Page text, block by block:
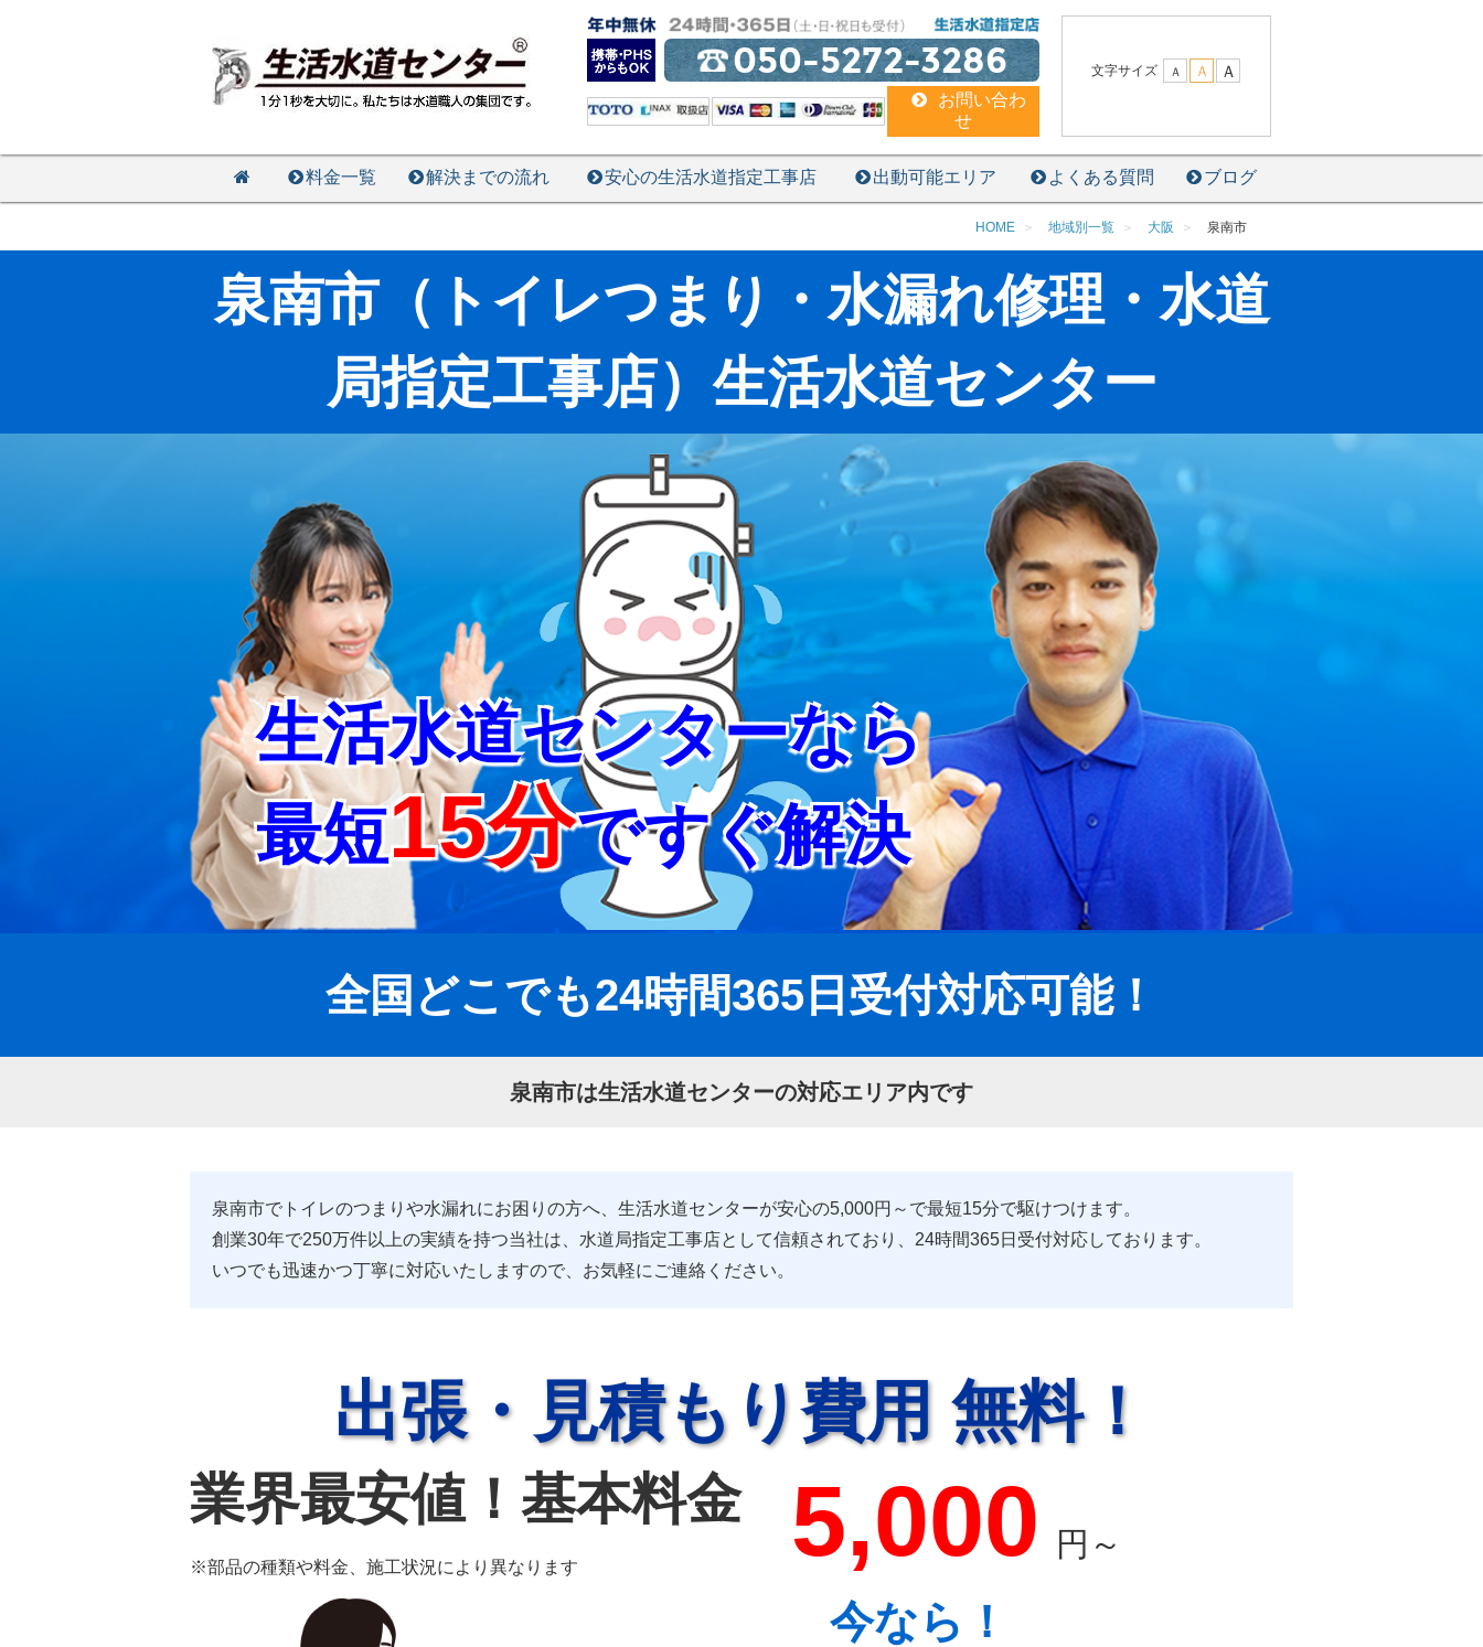
050-5272-3286
お問い合わ
せ
文字サイズ Ａ Ａ Ａ
料金一覧 解決までの流れ 安心の生活水道指定工事店 出動可能エリア よくある質問 ブログ
HOME 地域別一覧 大阪 泉南市
泉南市（トイレつまり・水漏れ修理・水道
局指定工事店）生活水道センター
生活水道センターなら
最短15分ですぐ解決
全国どこでも24時間365日受付対応可能！
泉南市は生活水道センターの対応エリア内です
泉南市でトイレのつまりや水漏れにお困りの方へ、生活水道センターが安心の5,000円～で最短15分で駆けつけます。
創業30年で250万件以上の実績を持つ当社は、水道局指定工事店として信頼されており、24時間365日受付対応しております。
いつでも迅速かつ丁寧に対応いたしますので、お気軽にご連絡ください。
出張・見積もり費用 無料！
業界最安値！基本料金
※部品の種類や料金、施工状況により異なります 5,000円～
今なら！